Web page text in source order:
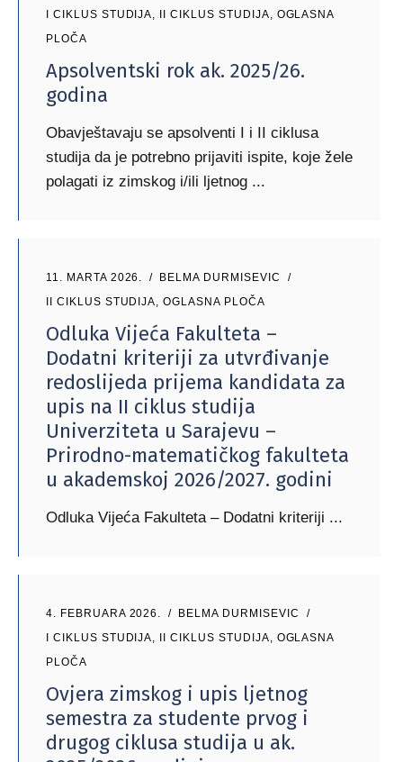
I CIKLUS STUDIJA, II CIKLUS STUDIJA, OGLASNA
PLOČA
Apsolventski rok ak. 2025/26.
godina
Obavještavaju se apsolventi I i II ciklusa
studija da je potrebno prijaviti ispite, koje žele
polagati iz zimskog i/ili ljetnog
11. MARTA 2026.
BELMA DURMISEVIC
II CIKLUS STUDIJA,OGLASNA PLOČA
Odluka Vijeća Fakulteta –
Dodatni kriteriji za utvrđivanje
redoslijeda prijema kandidata za
upis na II ciklus studija
Univerziteta u Sarajevu –
Prirodno-matematičkog fakulteta
u akademskoj 2026/2027. godini
Odluka Vijeća Fakulteta – Dodatni kriteriji
4. FEBRUARA 2026.
BELMA DURMISEVIC
I CIKLUS STUDIJA, II CIKLUS STUDIJA, OGLASNA
PLOČA
Ovjera zimskog i upis ljetnog
semestra za studente prvog i
drugog ciklusa studija u ak.